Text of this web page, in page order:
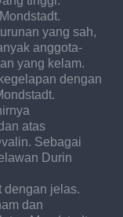
yang sah,
anggota-
yang kelam.
dengan
atas
Sebagai
Durin
dengan jelas.
dan